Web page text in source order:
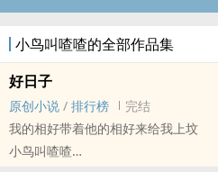
小鸟叫喳喳的全部作品集
好日子
原创小说 / 排行榜
完结
我的相好带着他的相好来给我上坟
小鸟叫喳喳